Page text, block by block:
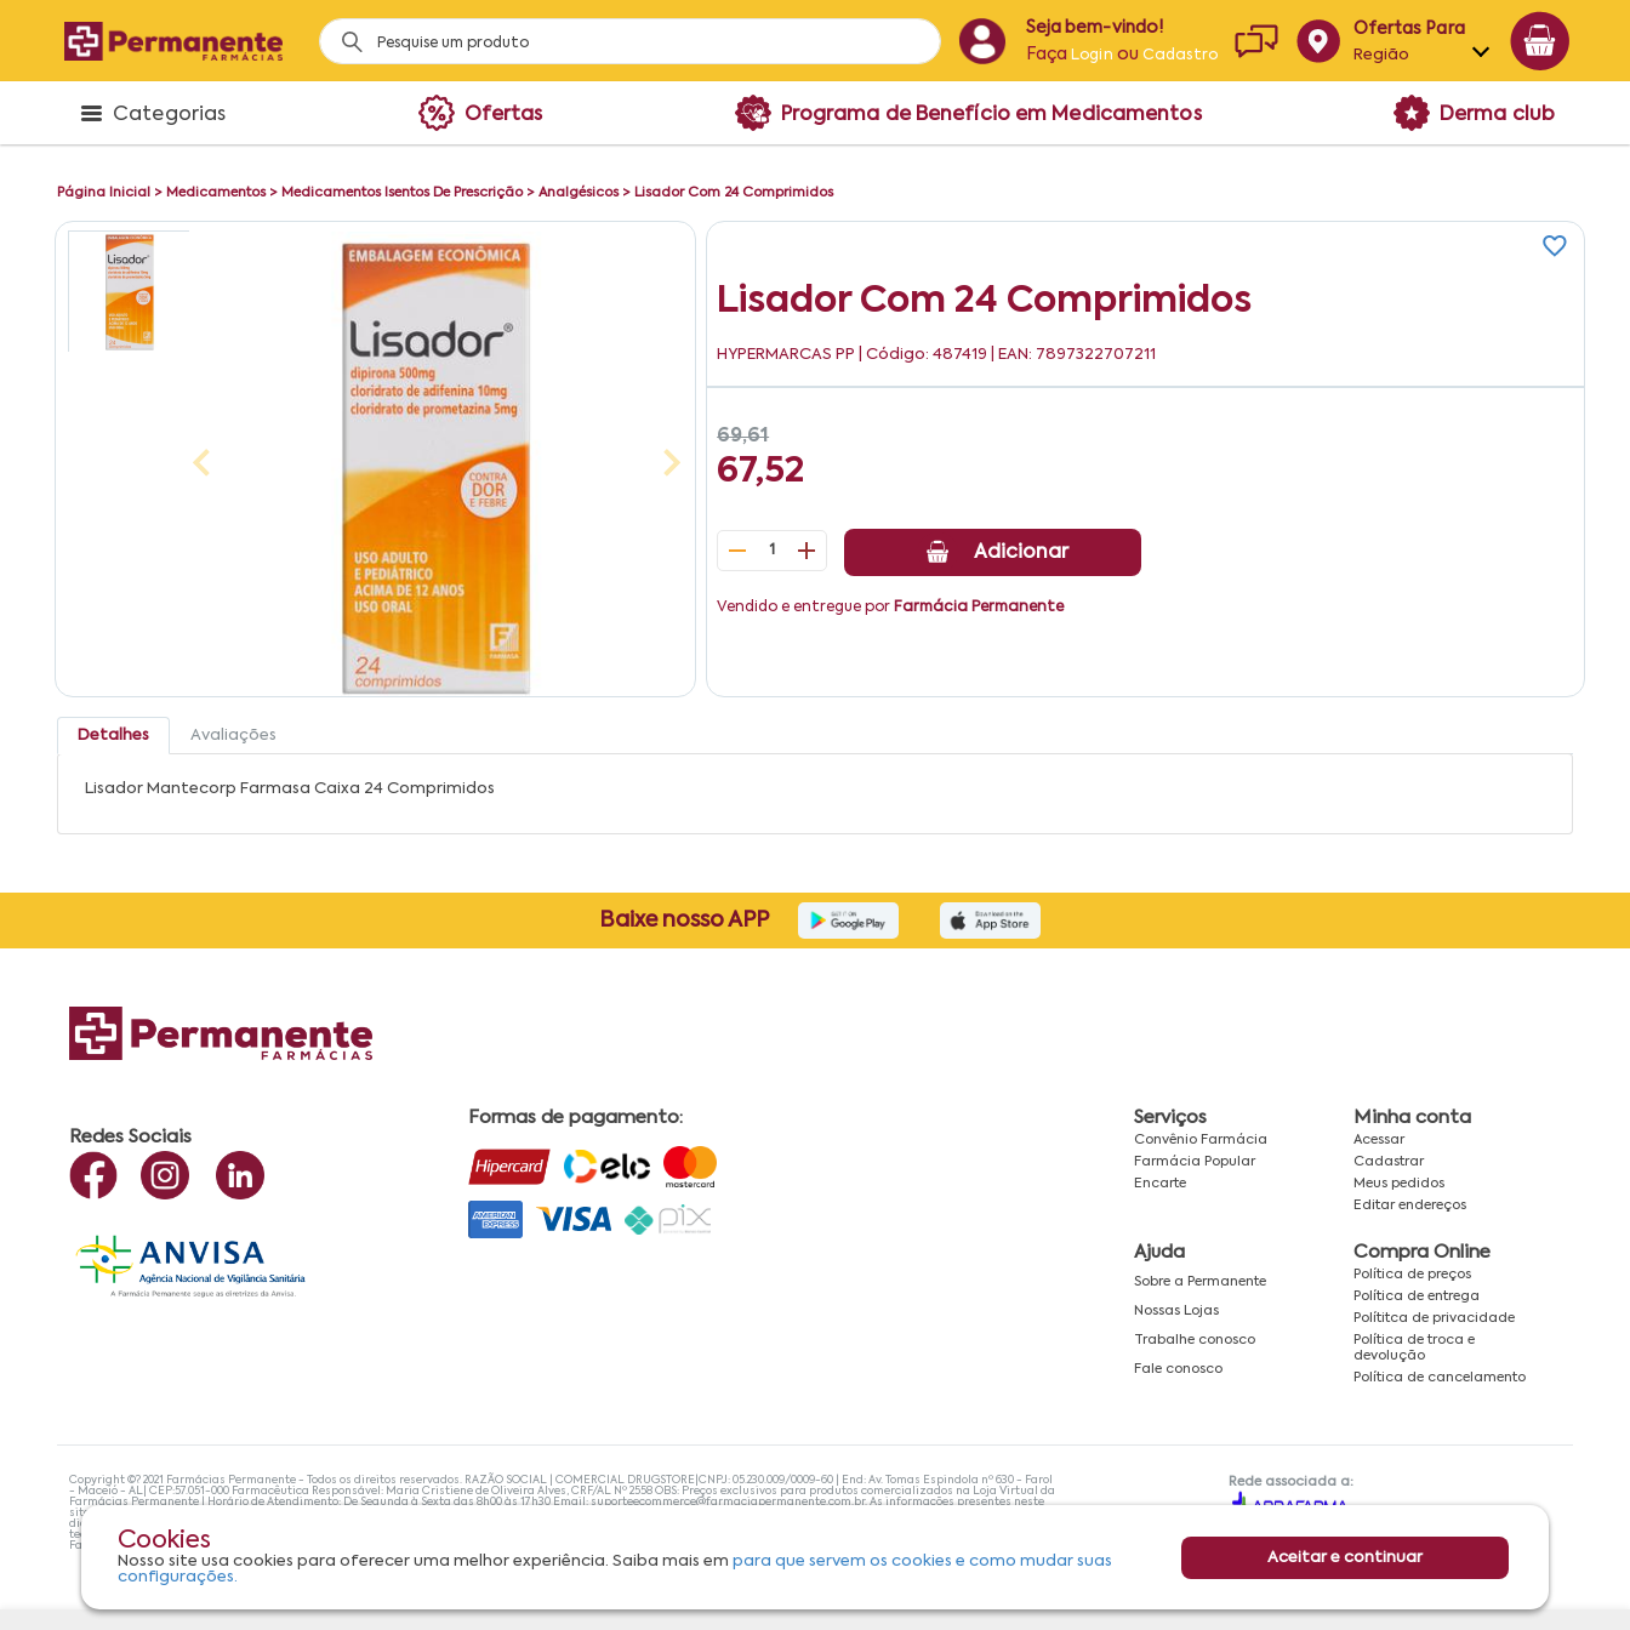
Seja bem-vindo!
Faça Login ouCadastro
Ofertas Para
Região
Alagoas
Categorias Ofertas Programa de Benefício em Medicamentos Derma club
Página Inicial > Medicamentos> Medicamentos Isentos De Prescrição> Analgésicos> Lisador Com 24 Comprimidos
Lisador Com 24 Comprimidos
HYPERMARCAS PP | Código: 487419 | EAN: 7897322707211
69,61
67,52
1 Adicionar
Vendido e entregue por Farmácia Permanente
Detalhes Avaliações
Lisador Mantecorp Farmasa Caixa 24 Comprimidos
Cookies
Nosso site usa cookies para oferecer uma melhor experiência. Saiba mais empara que servem os cookies e como mudar suas
configurações.
Aceitar e continuar
Baixe nosso APP
Redes Sociais
Formas de pagamento: Serviços
Convênio Farmácia
Farmácia Popular
Encarte
Minha conta
Acessar
Cadastrar
Meus pedidos
Editar endereços
Ajuda
Sobre a Permanente
Nossas Lojas
Trabalhe conosco
Fale conosco
Compra Online
Política de preços
Política de entrega
Polítitca de privacidade
Política de troca e
devolução
Política de cancelamento
Copyright ©? 2021 Farmácias Permanente - Todos os direitos reservados. RAZÃO SOCIAL | COMERCIAL DRUGSTORE|CNPJ: 05.230.009/0009-60 | End: Av. Tomas Espindola nº 630 - Farol
- Maceió - AL| CEP:57.051-000 Farmacêutica Responsável: Maria Cristiene de Oliveira Alves, CRF/AL Nº 2558 OBS: Preços exclusivos para produtos comercializados na Loja Virtual da
Farmácias Permanente | Horário de Atendimento: De Segunda à Sexta das 8h00 às 17h30 Email: suporteecommerce@farmaciapermanente.com.br. As informações presentes neste
site não devem ser utilizadas para automedicação e, de forma alguma, substituem as orientações de um profissional da área médica. Apenas o médico está capacitado para
diagnosticar problemas de saúde e prescrever o tratamento adequado. Se os sintomas persistirem, um médico deve ser consultado. A Farmácia Permanente trabalha com as
tecnologias mais avançadas de proteção de dados, para que você possa realizar suas compras com tranquilidade. A privacidade e a segurança dos clientes são compromissos da
Farmácias Permanente. Todos os pedidos efetuados estão sujeitos à confirmação da disponibilidade de produto em nosso estoque.
Rede associada a: